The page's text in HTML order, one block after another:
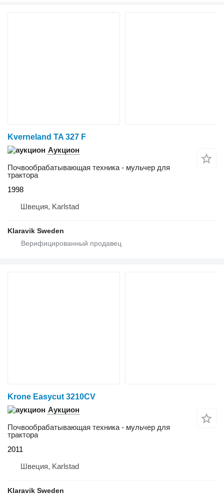
Kverneland TA 327 F
Аукцион
Почвообрабатывающая техника - мульчер для
трактора
1998
Швеция, Karlstad
Klaravik Sweden
Krone Easycut 3210CV
Аукцион
Почвообрабатывающая техника - мульчер для
трактора
2011
Швеция, Karlstad
Klaravik Sweden